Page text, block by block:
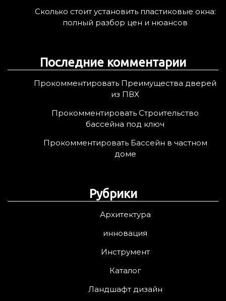
Сколько стоит установить пластиковые окна:
полный разбор цен и нюансов
Последние комментарии
Прокомментировать Преимущества дверей
из ПВХ
Прокомментировать Строительство
бассейна под ключ
Прокомментировать Бассейн в частном
доме
Рубрики
Архитектура
инновация
Инструмент
Каталог
Ландшафт дизайн